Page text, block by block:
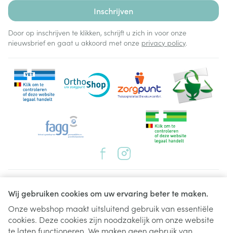
Wij gebruiken cookies om uw ervaring beter te maken.
Onze webshop maakt uitsluitend gebruik van essentiële
cookies. Deze cookies zijn noodzakelijk om onze website
te laten functioneren. We maken geen gebruik van
Inschrijven
Door op inschrijven te klikken, schrijft u zich in voor onze
nieuwsbrief en gaat u akkoord met onze privacy policy.
Juridische links